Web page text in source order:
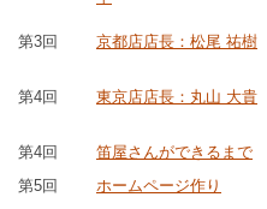
第3回
京都店店長：松尾 祐樹
第4回 東京店店長：丸山 大貴
第4回
笛屋さんができるまで
第5回
ホームページ作り